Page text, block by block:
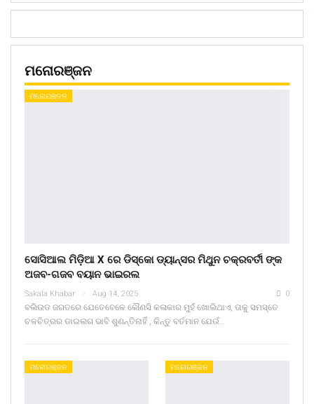
ମନୋରଞ୍ଜନ
ମନୋରଞ୍ଜନ
ସୋସିଆଲ ମିଡ଼ିଆ X ରେ ଡିସ୍କୋ ଡ୍ୟାନ୍ସର ମିଥୁନ ଚକ୍ରବର୍ତୀ ଙ୍କ
ଅଜବ-ଗଜବ ବୟାନ ଭାଇରଲ
Sakala Khabar Aug 14, 2025 0
ବଲିଉଡ ଜଗତରେ ଯେତେବେଳେ କୌଣସି କଳାକାର ମୁହଁ ଖୋଲିଥାଏ, ତାକୁ ସମସ୍ତେ
ଚଳଚିତ୍ରର ଡାଇଲଗ ଭାବି ଶୁଣନ୍ତିନାହିଁ , କିନ୍ତୁ ବର୍ତମାନ ଯେଉଁ…
ମନୋରଞ୍ଜନ ମନୋରଞ୍ଜନ